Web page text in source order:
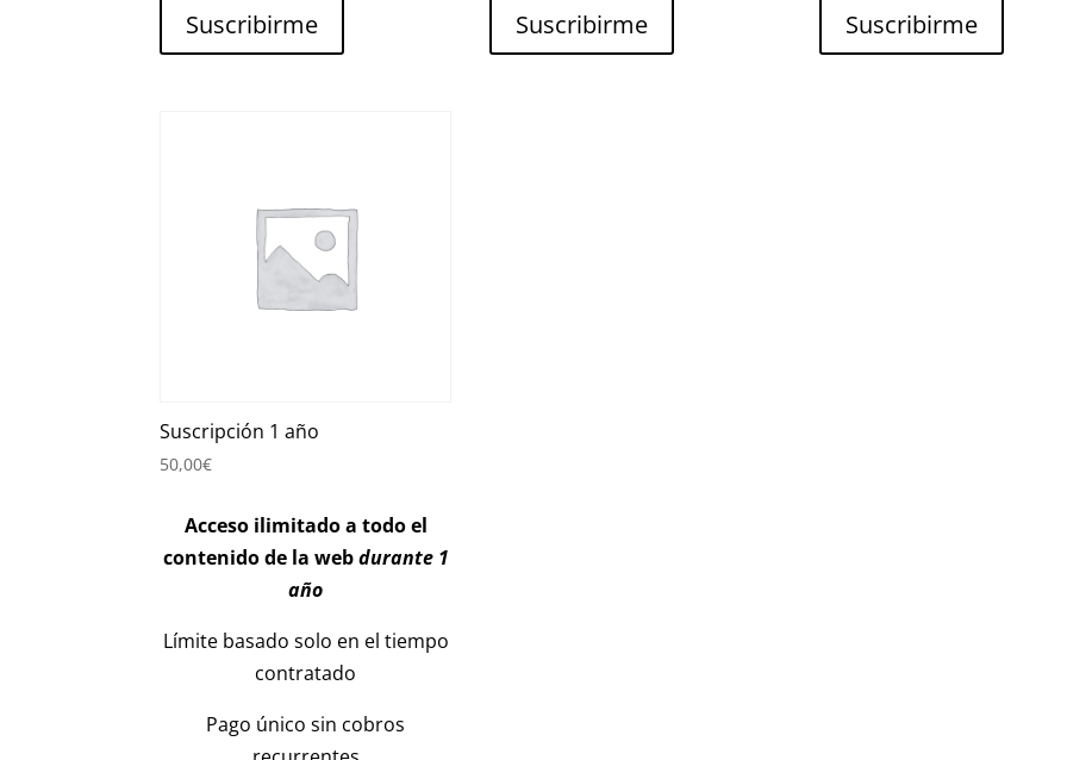
Suscribirme Suscribirme Suscribirme
Suscripción 1 año
50,00€
Acceso ilimitado a todo el
contenido de la webdurante 1
año
Límite basado solo en el tiempo
contratado
Pago único sin cobros